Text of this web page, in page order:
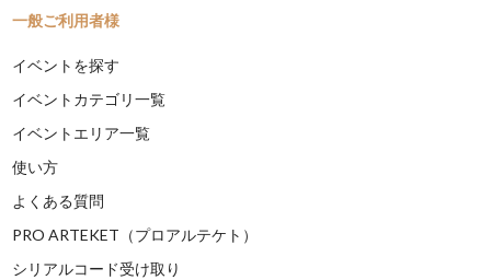
一般ご利用者様
イベントを探す
イベントカテゴリ一覧
イベントエリア一覧
使い方
よくある質問
PRO ARTEKET（プロアルテケト）
シリアルコード受け取り